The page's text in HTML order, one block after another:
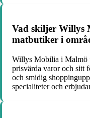
Vad skiljer Willys
matbutiker i
Willys Mobilia i Malmö
prisvärda varor och sitt
och smidig
specialiteter och